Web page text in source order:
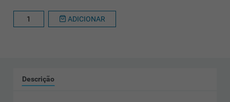
ADICIONAR
Descrição